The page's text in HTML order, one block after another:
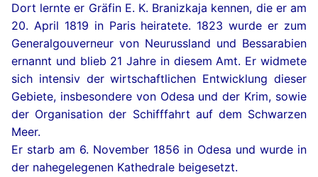
Dort lernte er Gräfin E. K. Branizkaja kennen, die er am
20. April 1819 in Paris heiratete. 1823 wurde er zum
Generalgouverneur von Neurussland und Bessarabien
ernannt und blieb 21 Jahre in diesem Amt. Er widmete
sich intensiv der wirtschaftlichen Entwicklung dieser
Gebiete, insbesondere von Odesa und der Krim, sowie
der Organisation der Schifffahrt auf dem Schwarzen
Meer.
Er starb am 6. November 1856 in Odesa und wurde in
der nahegelegenen Kathedrale beigesetzt.